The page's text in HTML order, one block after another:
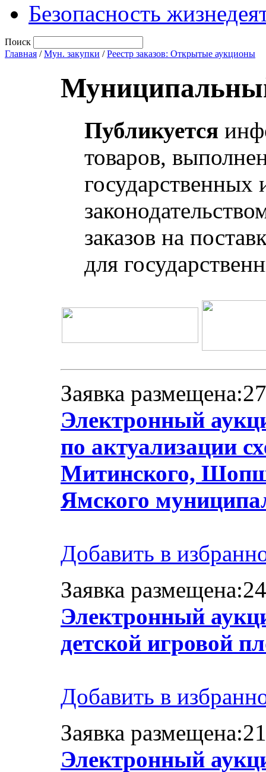
Безопасность
Поиск
Главная /Мун. закупки /Реестр заказов: Открытые аукционы
Публикуется
товаров,
заказов на
для
Заявка
Электронный
по актуализации
Митинского,
Ямского
Добавить в
Заявка
Электронный
детской игровой
Добавить в
Заявка
Электронный